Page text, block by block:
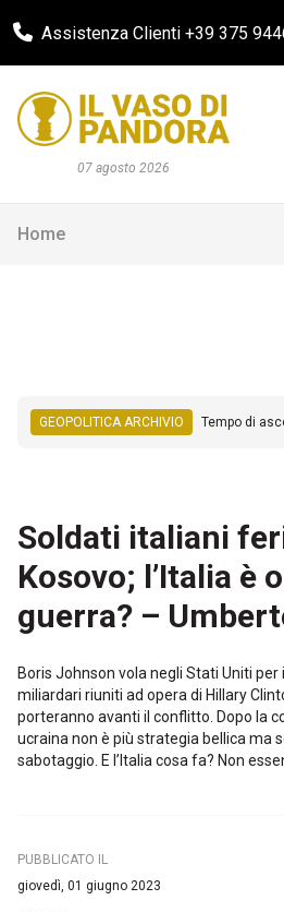
Assistenza Clienti +39 375
07 agosto 2026
Home
GEOPOLITICA ARCHIVIO Tempo di
Soldati italiani
Kosovo; l’Italia è
guerra? –
Boris Johnson vola negli Stati Uniti
miliardari riuniti ad opera di Hillary
porteranno avanti il conflitto. Dopo la
ucraina non è più strategia bellica ma
sabotaggio. E l’Italia cosa fa? Non
PUBBLICATO IL
giovedì, 01 giugno 2023